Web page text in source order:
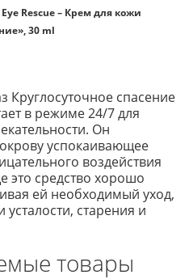
Rescue – Крем для кожи
30 ml
Круглосуточное спасение
в режиме 24/7 для
Он
успокаивающее
воздействия
средство хорошо
ей необходимый уход,
старения и
товары